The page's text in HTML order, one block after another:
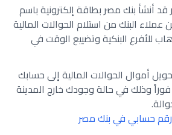
قد أنشأ بنك مصر بطاقة إلكترونية باسم
البنك من استلام الحوالات المالية
للأفرع البنكية وتضييع الوقت في
أموال الحوالات المالية إلى حسابك
وذلك في حالة وجودك خارج المدينة
حسابي في بنك مصر